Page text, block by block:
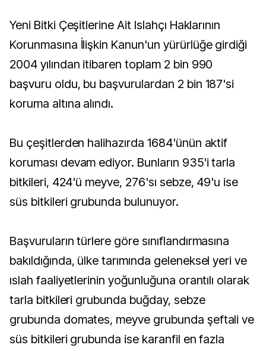
Yeni Bitki Çeşitlerine Ait Islahçı Haklarının
Korunmasına İlişkin Kanun'un yürürlüğe girdiği
2004 yılından itibaren toplam 2 bin 990
başvuru oldu, bu başvurulardan 2 bin 187'si
koruma altına alındı.
Bu çeşitlerden halihazırda 1684'ünün aktif
koruması devam ediyor. Bunların 935'i tarla
bitkileri, 424'ü meyve, 276'sı sebze, 49'u ise
süs bitkileri grubunda bulunuyor.
Başvuruların türlere göre sınıflandırmasına
bakıldığında, ülke tarımında geleneksel yeri ve
ıslah faaliyetlerinin yoğunluğuna orantılı olarak
tarla bitkileri grubunda buğday, sebze
grubunda domates, meyve grubunda şeftali ve
süs bitkileri grubunda ise karanfil en fazla